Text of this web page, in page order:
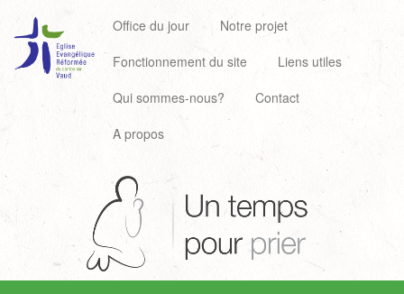
Office du jour
Notre projet
Fonctionnement du site
Liens utiles
Qui sommes-nous?
Contact
A propos